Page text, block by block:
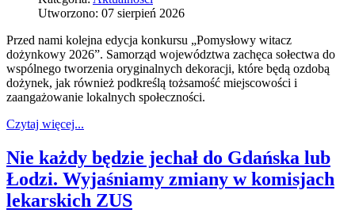
Utworzono: 07 sierpień 2026
Przed nami kolejna edycja konkursu „Pomysłowy witacz
dożynkowy 2026”. Samorząd województwa zachęca sołectwa do
wspólnego tworzenia oryginalnych dekoracji, które będą ozdobą
dożynek, jak również podkreślą tożsamość miejscowości i
zaangażowanie lokalnych społeczności.
Czytaj więcej...
Nie każdy będzie jechał do Gdańska lub
Łodzi. Wyjaśniamy zmiany w komisjach
lekarskich ZUS